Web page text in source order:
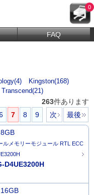
0
FAQ
Kingston(168)
Transcend(21)
263件あります
7 8 9 次 最後
ルメモリーモジュール RTL ECC
D4UE3200H